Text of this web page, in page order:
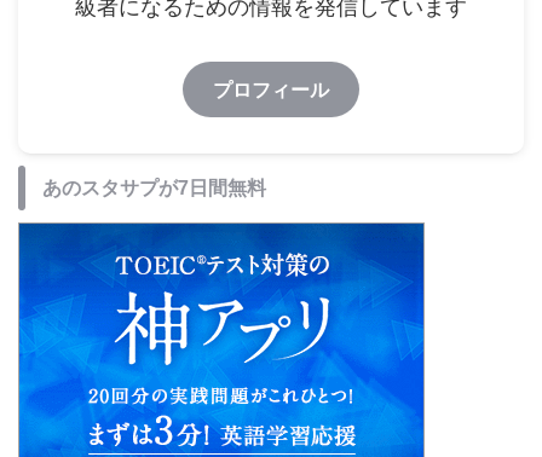
級者になるための情報を発信しています
プロフィール
あのスタサプが7日間無料